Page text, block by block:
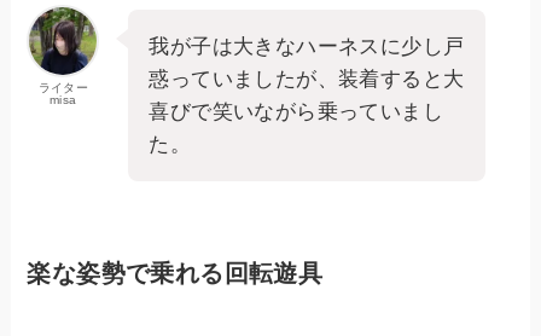
ライター
misa
我が子は大きなハーネスに少し戸
惑っていましたが、装着すると大
喜びで笑いながら乗っていまし
た。
楽な姿勢で乗れる回転遊具